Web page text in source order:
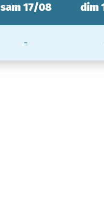
sam 17/08
-
dim